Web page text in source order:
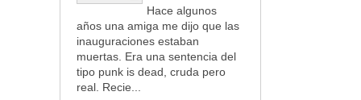
Hace algunos
años una amiga me dijo que las
inauguraciones estaban
muertas. Era una sentencia del
tipo punk is dead, cruda pero
real. Recie...